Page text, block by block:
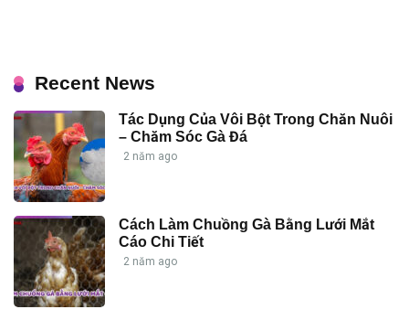
Recent News
Tác Dụng Của Vôi Bột Trong Chăn Nuôi
– Chăm Sóc Gà Đá
2 năm ago
Cách Làm Chuồng Gà Bằng Lưới Mắt
Cáo Chi Tiết
2 năm ago